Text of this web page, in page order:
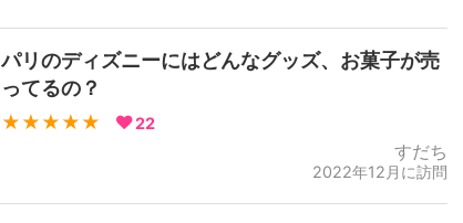
パリのディズニーにはどんなグッズ、お菓子が売
ってるの？
★★★★★ 22
すだち
2022年12月に訪問